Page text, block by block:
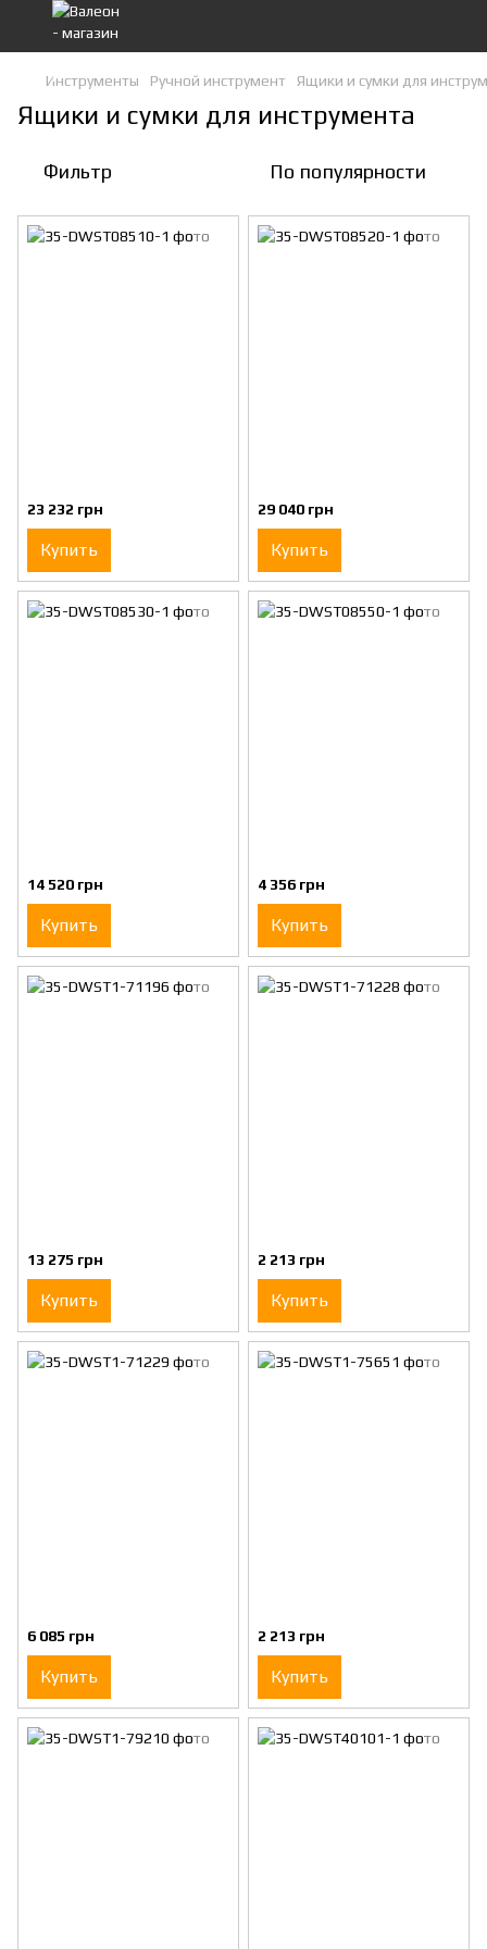
Инструменты Ручной инструмент Ящики и сумки для
Ящики и сумки для инструмента
Фильтр По популярности
23 232 грн
Купить
29 040 грн
Купить
14 520 грн
Купить
4 356 грн
Купить
13 275 грн
Купить
2 213 грн
Купить
6 085 грн
Купить
2 213 грн
Купить